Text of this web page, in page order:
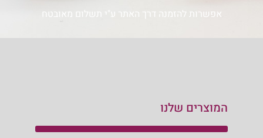
אפשרות להזמנה דרך האתר ע"י תשלום מאובטח
המוצרים שלנו